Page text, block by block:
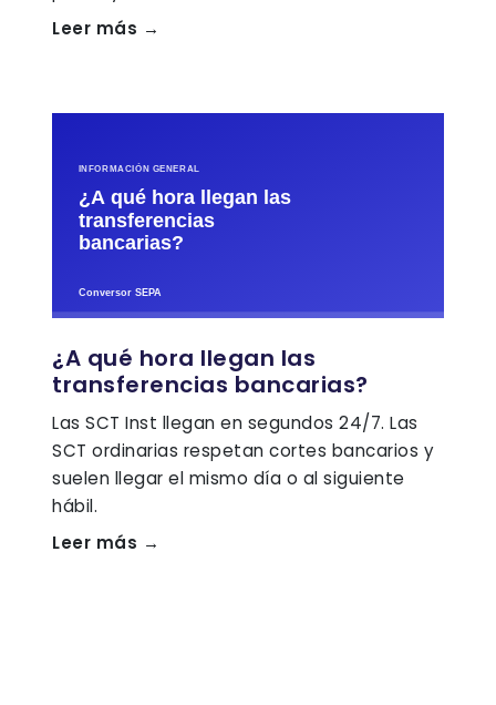
Leer más →
¿A qué hora llegan las
transferencias bancarias?
Las SCT Inst llegan en segundos 24/7. Las
SCT ordinarias respetan cortes bancarios y
suelen llegar el mismo día o al siguiente
hábil.
Leer más →